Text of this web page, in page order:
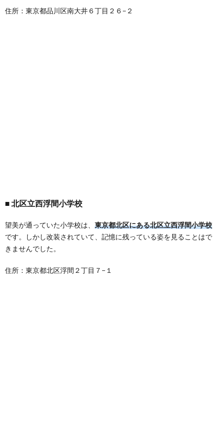
住所：東京都品川区南大井６丁目２６−２
北区立西浮間小学校
望美が通っていた小学校は、 東京都北区にある北区立西浮間小学校
です。しかし改装されていて、記憶に残っている姿を見ることはで
きませんでした。
住所：東京都北区浮間２丁目７−１